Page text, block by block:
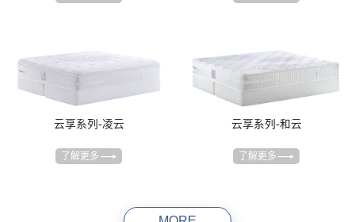
云享系列-凌云
了解更多
云享系列-和云
了解更多